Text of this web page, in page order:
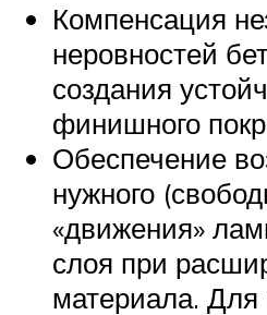
Компенсация
неровностей
создания
финишного
Обеспечение
нужного
«движения»
слоя при
материала. Для